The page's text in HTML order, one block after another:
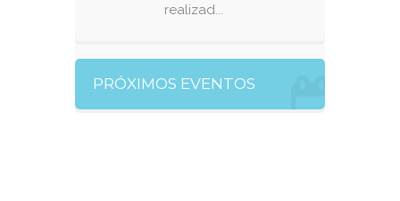
realizad...
PRÓXIMOS EVENTOS